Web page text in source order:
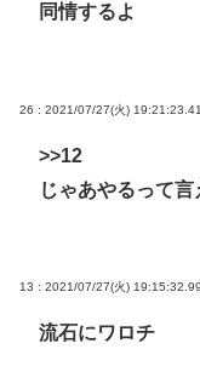
同情するよ
26 : 2021/07/27(火)
>>12
じゃあやるって言
13 : 2021/07/27(火)
流石にワロチ